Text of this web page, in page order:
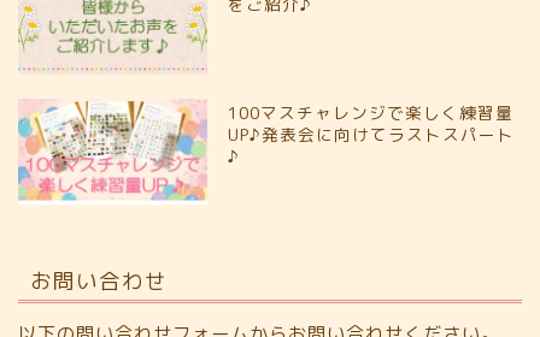
100マスチャレンジで楽しく練習量
UP♪発表会に向けてラストスパート
♪
お問い合わせ